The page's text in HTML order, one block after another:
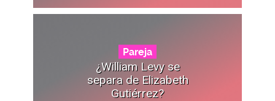
Pareja
¿William Levy se
separa de Elizabeth
Gutiérrez?